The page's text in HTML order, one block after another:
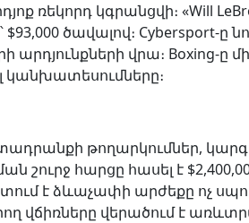
ռեկորդ կգրանցվի։ «Will
ծավալով։ Cybersport-ը
վրա։ Boxing-ը
կանխատեսումները։
թողարկումներ,
շուրջ հարցը հասել է
է ձևաչափի արժեքը ոչ
վճիռները վերածում է